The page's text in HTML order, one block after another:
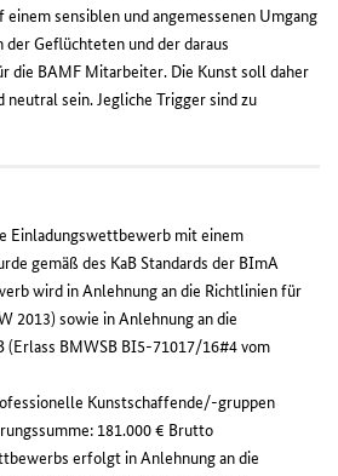
sensiblen und angemessenen Umgang
Geflüchteten und der daraus
die BAMF Mitarbeiter. Die Kunst soll daher
sein. Jegliche Trigger sind zu
Einladungswettbewerb mit einem
gemäß des KaB Standards der BImA
wird in Anlehnung an die Richtlinien für
2013) sowie in Anlehnung an die
(Erlass BMWSB BI5-71017/16#4 vom
Kunstschaffende/-gruppen
181.000 € Brutto
erfolgt in Anlehnung an die